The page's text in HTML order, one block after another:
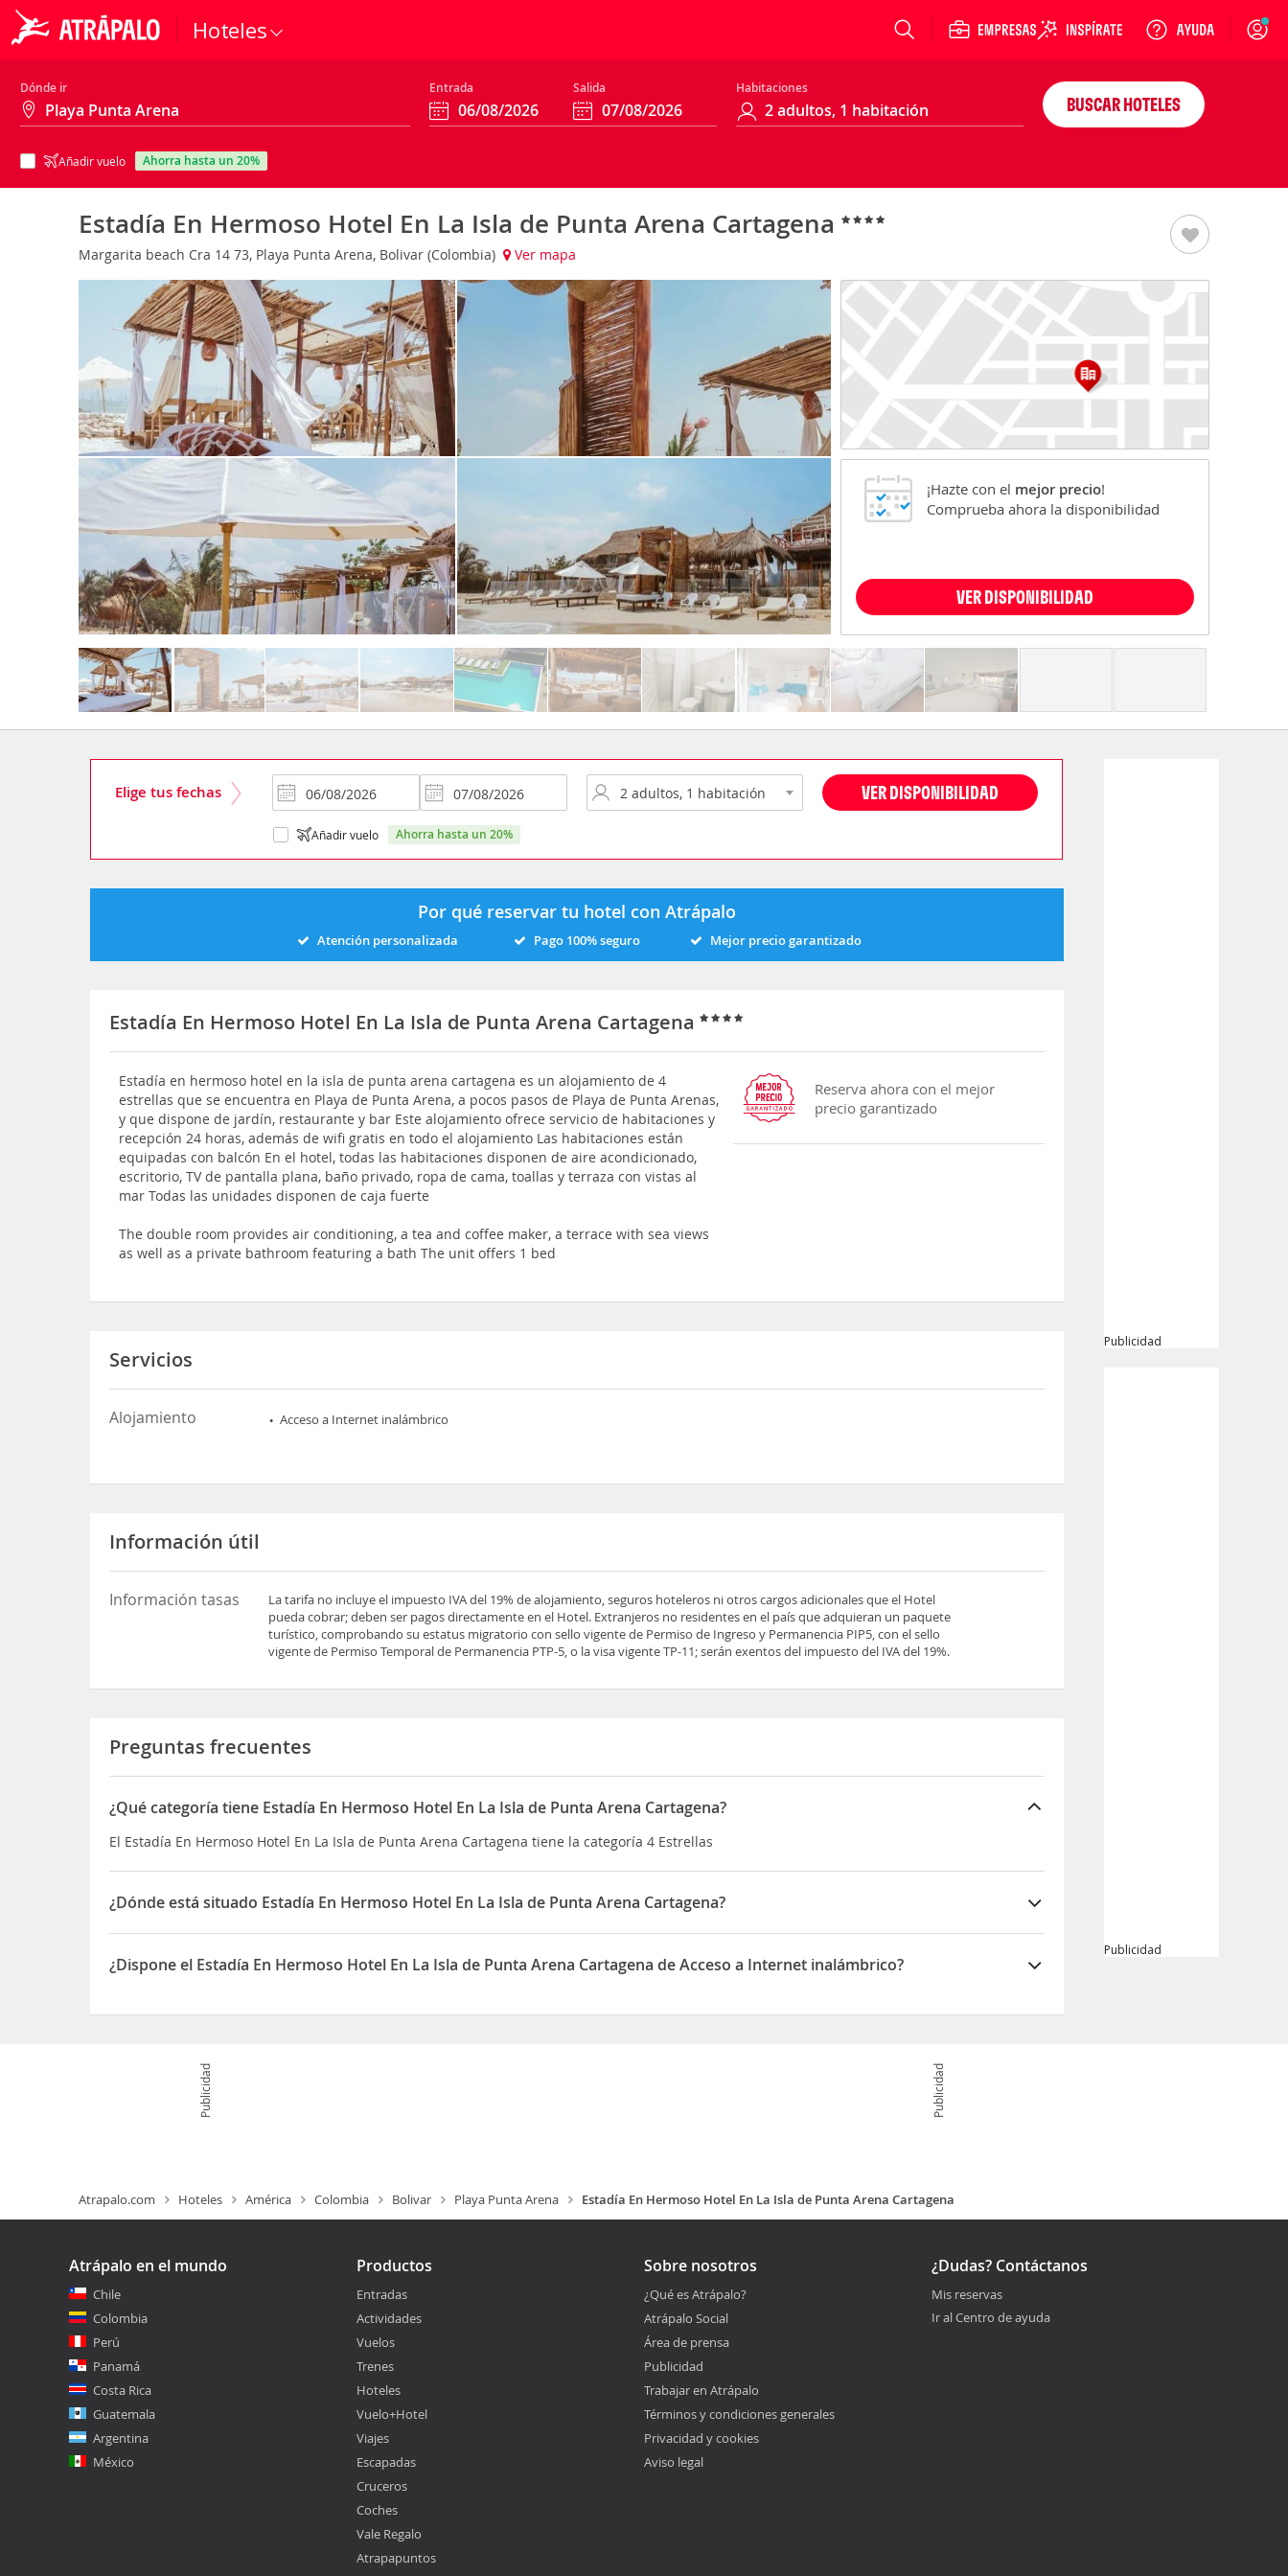
Hoteles Login
Dónde ir Entrada Salida Habitaciones
Añadir vuelo ahorra hasta un 20%
BUSCAR HOTELES
Estadía En Hermoso Hotel En La Isla de Punta Arena Cartagena
Margarita beach Cra 14 73, Playa Punta Arena, Bolivar (Colombia) Ver mapa
¡Hazte con el mejor precio!
Comprueba ahora la disponibilidad
VER DISPONIBILIDAD
Elige tus fechas VER DISPONIBILIDAD
Añadir vuelo ahorra hasta un 20%
Por qué reservar tu hotel con Atrápalo
Atención personalizada Pago 100% seguro Mejor precio garantizado
Estadía En Hermoso Hotel En La Isla de Punta Arena Cartagena
Estadía en hermoso hotel en la isla de punta arena cartagena es un alojamiento de 4
estrellas que se encuentra en Playa de Punta Arena, a pocos pasos de Playa de Punta Arenas,
y que dispone de jardín, restaurante y bar Este alojamiento ofrece servicio de habitaciones y
recepción 24 horas, además de wifi gratis en todo el alojamiento Las habitaciones están
equipadas con balcón En el hotel, todas las habitaciones disponen de aire acondicionado,
escritorio, TV de pantalla plana, baño privado, ropa de cama, toallas y terraza con vistas al
mar Todas las unidades disponen de caja fuerte
The double room provides air conditioning, a tea and coffee maker, a terrace with sea views
as well as a private bathroom featuring a bath The unit offers 1 bed
Reserva ahora con el mejor
precio garantizado
Servicios
Alojamiento Acceso a Internet inalámbrico
Información útil
Información tasas
La tarifa no incluye el impuesto IVA del 19% de alojamiento, seguros hoteleros ni otros cargos adicionales que el Hotel
pueda cobrar; deben ser pagos directamente en el Hotel. Extranjeros no residentes en el país que adquieran un paquete
turístico, comprobando su estatus migratorio con sello vigente de Permiso de Ingreso y Permanencia PIP5, con el sello
vigente de Permiso Temporal de Permanencia PTP-5, o la visa vigente TP-11; serán exentos del impuesto del IVA del 19%.
Preguntas frecuentes
¿Qué categoría tiene Estadía En Hermoso Hotel En La Isla de Punta Arena Cartagena?
El Estadía En Hermoso Hotel En La Isla de Punta Arena Cartagena tiene la categoría 4 Estrellas
¿Dónde está situado Estadía En Hermoso Hotel En La Isla de Punta Arena Cartagena?
El Estadía En Hermoso Hotel En La Isla de Punta Arena Cartagena está situado en Margarita beach Cra 14 73
¿Dispone el Estadía En Hermoso Hotel En La Isla de Punta Arena Cartagena de Acceso a Internet inalámbrico?
Publicidad
Publicidad
Publicidad Publicidad
Atrapalo.com Hoteles América Colombia Bolivar Playa Punta Arena Estadía En Hermoso Hotel En La Isla de Punta Arena Cartagena
Atrápalo en el mundo
Chile
Colombia
Perú
Panamá
Costa Rica
Guatemala
Argentina
México
Productos
Entradas
Actividades
Vuelos
Trenes
Hoteles
Vuelo+Hotel
Viajes
Escapadas
Cruceros
Coches
Vale Regalo
Atrapapuntos
Sobre nosotros
¿Qué es Atrápalo?
Atrápalo Social
Área de prensa
Publicidad
Trabajar en Atrápalo
Términos y condiciones generales
Privacidad y cookies
Aviso legal
¿Dudas? Contáctanos
Mis reservas
Ir al Centro de ayuda